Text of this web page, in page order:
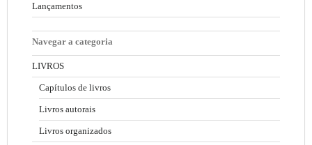
Lançamentos
Navegar a categoria
LIVROS
Capítulos de livros
Livros autorais
Livros organizados